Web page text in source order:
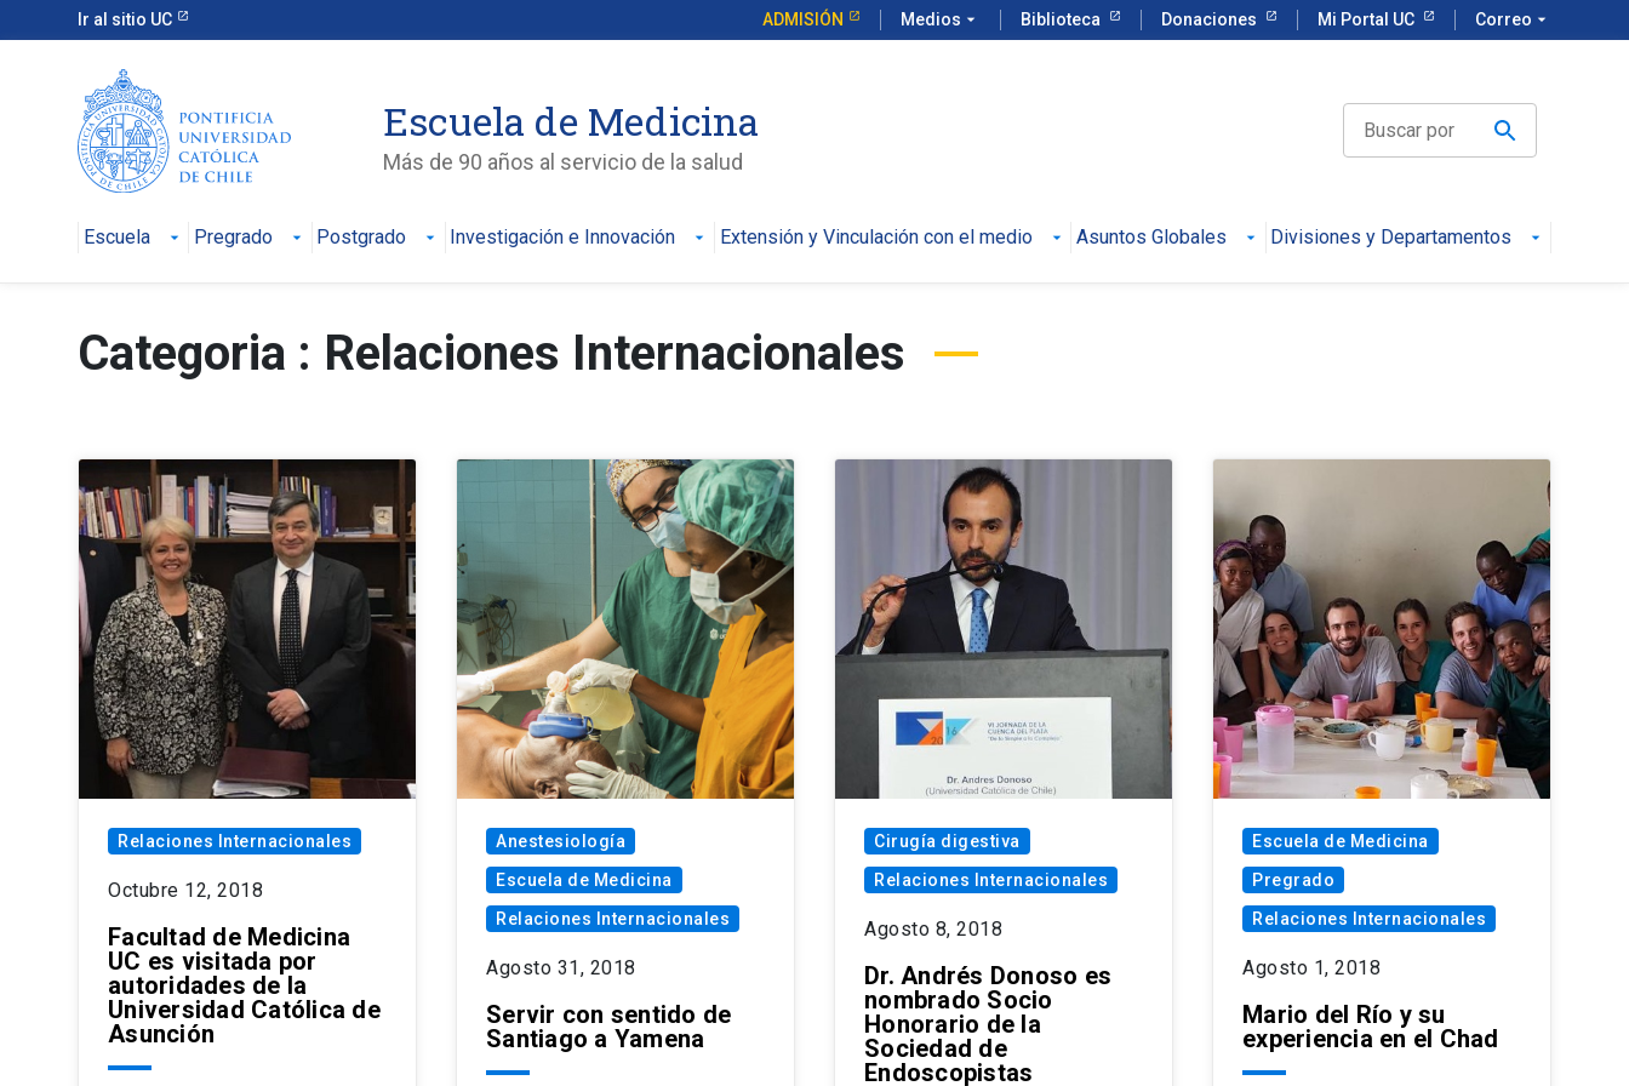
Ir al sitio UC ADMISIÓN Medios arrow_drop_down Biblioteca Donaciones Mi Portal UC Correo arrow_drop_down
Escuela de Medicina
Más de 90 años al servicio de la salud
Escuela Pregrado Postgrado Investigación e Innovación Extensión y Vinculación con el medio Asuntos Globales Divisiones y Departamentos
Categoria : Relaciones Internacionales
Relaciones Internacionales
Octubre 12, 2018
Facultad de Medicina
UC es visitada por
autoridades de la
Universidad Católica de
Asunción
Anestesiología
Escuela de Medicina
Relaciones Internacionales
Agosto 31, 2018
Servir con sentido de
Santiago a Yamena
Cirugía digestiva
Relaciones Internacionales
Agosto 8, 2018
Dr. Andrés Donoso es
nombrado Socio
Honorario de la
Sociedad de
Endoscopistas
Escuela de Medicina
Pregrado
Relaciones Internacionales
Agosto 1, 2018
Mario del Río y su
experiencia en el Chad